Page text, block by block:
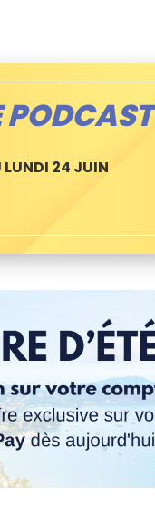
PODCAST
LUNDI 24 JUIN